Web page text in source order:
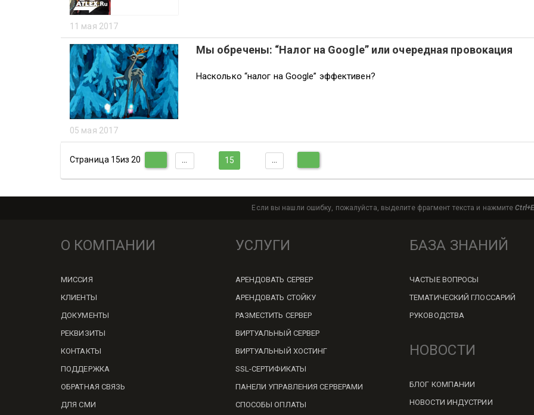
11 мая 2017
05 мая 2017
Мы обречены: “Налог на Google” или очередная провокация
Насколько “налог на Google” эффективен?
Страница 15из 20 … 15 …
Если вы нашли ошибку, пожалуйста, выделите фрагмент текста и нажмите
О КОМПАНИИ
МИССИЯ
КЛИЕНТЫ
ДОКУМЕНТЫ
РЕКВИЗИТЫ
КОНТАКТЫ
ПОДДЕРЖКА
ОБРАТНАЯ СВЯЗЬ
ДЛЯ СМИ
УСЛУГИ
АРЕНДОВАТЬ СЕРВЕР
АРЕНДОВАТЬ СТОЙКУ
РАЗМЕСТИТЬ СЕРВЕР
ВИРТУАЛЬНЫЙ СЕРВЕР
ВИРТУАЛЬНЫЙ ХОСТИНГ
SSL-СЕРТИФИКАТЫ
ПАНЕЛИ УПРАВЛЕНИЯ СЕРВЕРАМИ
СПОСОБЫ ОПЛАТЫ
БАЗА ЗНАНИЙ
ЧАСТЫЕ ВОПРОСЫ
ТЕМАТИЧЕСКИЙ ГЛОССАРИЙ
РУКОВОДСТВА
НОВОСТИ
БЛОГ КОМПАНИИ
НОВОСТИ ИНДУСТРИИ